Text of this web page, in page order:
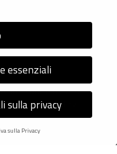
- Codice fiscale:
ePrivacy Policy
essenziali
sulla privacy
sulla Privacy